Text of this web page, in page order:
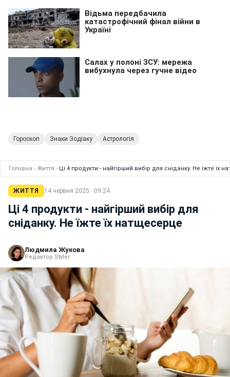
Гороскоп Знаки Зодіаку Астрологія
Головна › Життя › Ці 4 продукти - найгірший вибір для сніданку. Не їжте їх
ЖИТТЯ 14 червня 2025 · 09:24
Ці 4 продукти - найгірший вибір для
сніданку. Не їжте їх натщесерце
Людмила Жукова
Редактор Styler